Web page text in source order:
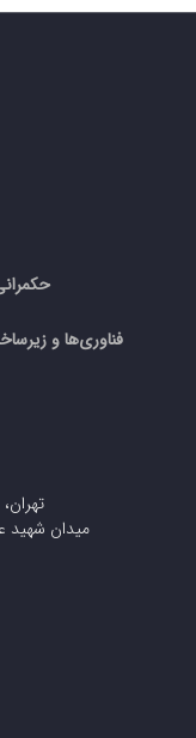
فناوری‌ها و
میدان شهید عباسپور،